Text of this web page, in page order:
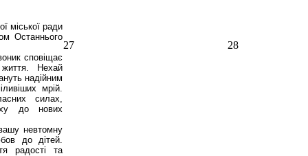
міської ради
Останнього
сповіщає
Нехай
надійним
мрій.
силах,
до нових
невтомну
до дітей.
радості та
27 28